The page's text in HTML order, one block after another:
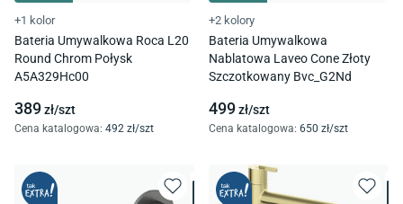
+1 kolor
Bateria Umywalkowa Roca L20
Round Chrom Połysk
A5A329Hc00
389zł/szt
Cena katalogowa: 492 zł/szt
+2 kolory
Bateria Umywalkowa
Nablatowa Laveo Cone Złoty
Szczotkowany Bvc_G2Nd
499zł/szt
Cena katalogowa: 650 zł/szt